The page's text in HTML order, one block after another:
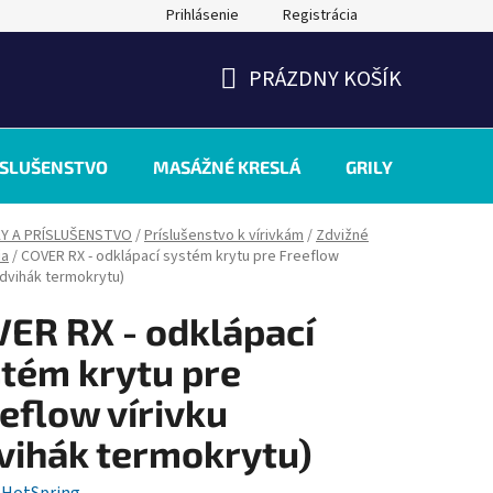
Prihlásenie Registrácia
KOŠÍK
PRÁZDNY KOŠÍK
MASÁŽNÉ KRESLÁ GRILY
A PRÍSLUŠENSTVO /Príslušenstvo k vírivkám / Zdvižné
/ COVER RX - odklápací systém krytu pre Freeflow
termokrytu)
RX - odklápací
krytu pre
vírivku
termokrytu)